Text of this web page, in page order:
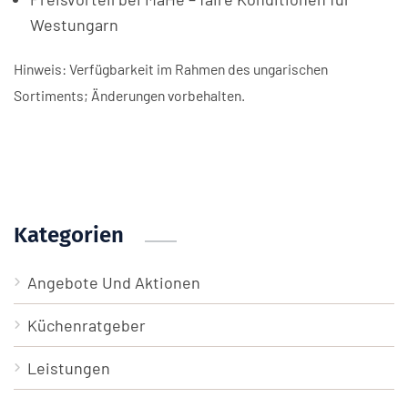
Westungarn
Hinweis: Verfügbarkeit im Rahmen des ungarischen
Sortiments; Änderungen vorbehalten.
Kategorien
Angebote Und Aktionen
Küchenratgeber
Leistungen